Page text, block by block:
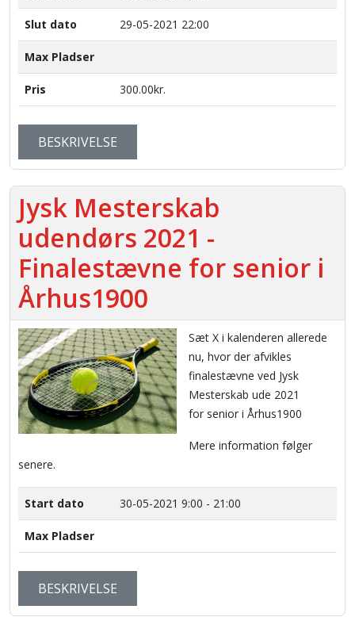
Slut dato 29-05-2021 22:00
Max Pladser
Pris 300.00kr.
BESKRIVELSE
Jysk Mesterskab
udendørs 2021 -
Finalestævne for senior i
Århus1900
Sæt X i kalenderen allerede
nu, hvor der afvikles
finalestævne ved Jysk
Mesterskab ude 2021
for senior i Århus1900
Mere information følger
senere.
Start dato 30-05-2021 9:00 - 21:00
Max Pladser
BESKRIVELSE